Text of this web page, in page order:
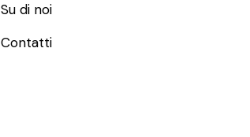
Su di noi
Contatti